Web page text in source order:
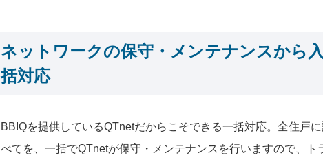
ネットワークの保守・メンテナンスから
括対応
BBIQを提供しているQTnetだからこそできる一括対応。全住戸
べてを、一括でQTnetが保守・メンテナンスを行いますので、